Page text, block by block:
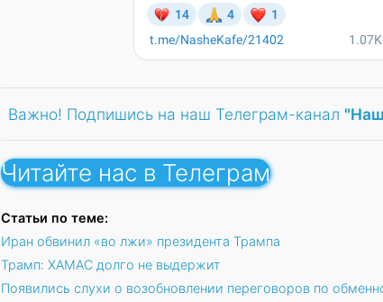
Важно! Подпишись на наш Телеграм-канал
Читайте нас в Телеграм
Статьи по теме:
Иран обвинил «во лжи» президента Трампа
Трамп: ХАМАС долго не выдержит
Появились слухи о возобновлении переговоров по